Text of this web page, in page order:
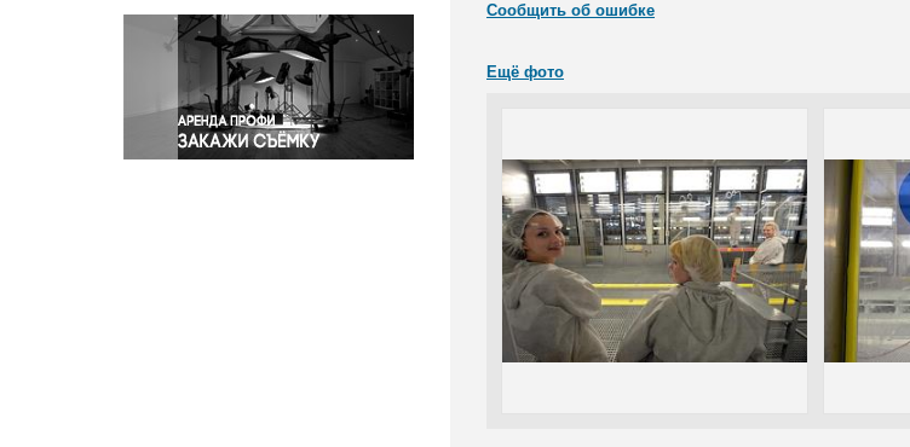
Светская жизнь
Спорт
Экология
Экономика и бизнес
Сообщить об ошибке
Ещё фото